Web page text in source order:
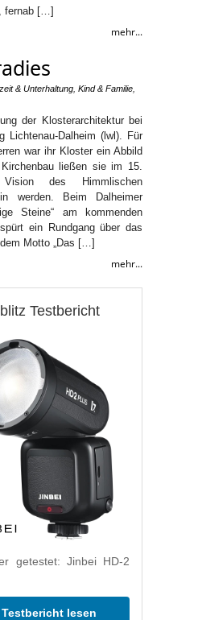
fernab […]
mehr...
& Unterhaltung Kind & Familie
der Klosterarchitektur bei
Lichtenau-Dalheim (lwl). Für
war ihr Kloster ein Abbild
ließen sie im 15.
des Himmlischen
werden. Beim Dalheimer
Steine“ am kommenden
ein Rundgang über das
Motto „Das […]
mehr...
Testbericht
getestet: Jinbei HD-2
lesen